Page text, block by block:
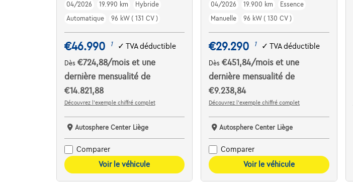
04/2026
19.990 km
Hybride
Automatique
96 kW ( 131 CV )
€46.990 1 ✓ TVA déductible
Dès €724,88/mois et une
dernière mensualité de
€14.821,88
Découvrez l’exemple chiffré complet
Autosphere Center Liège
Comparer
Voir le véhicule
04/2026
19.900 km
Essence
Manuelle
96 kW ( 130 CV )
€29.290 1 ✓TVA déductible
Dès€451,84/moiset une
dernière mensualité de
€9.238,84
Découvrez l’exemple chiffré complet
Autosphere Center Liège
Comparer
Voir le véhicule